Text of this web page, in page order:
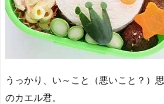
うっかり、い～こと（悪いこと？）
のカエル君。